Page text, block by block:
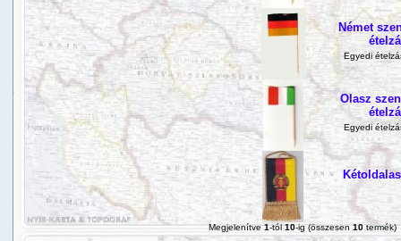
Német
Egyedi
Olasz
Egyedi
Megjelenítve1-tól10-ig (összesen10termék)